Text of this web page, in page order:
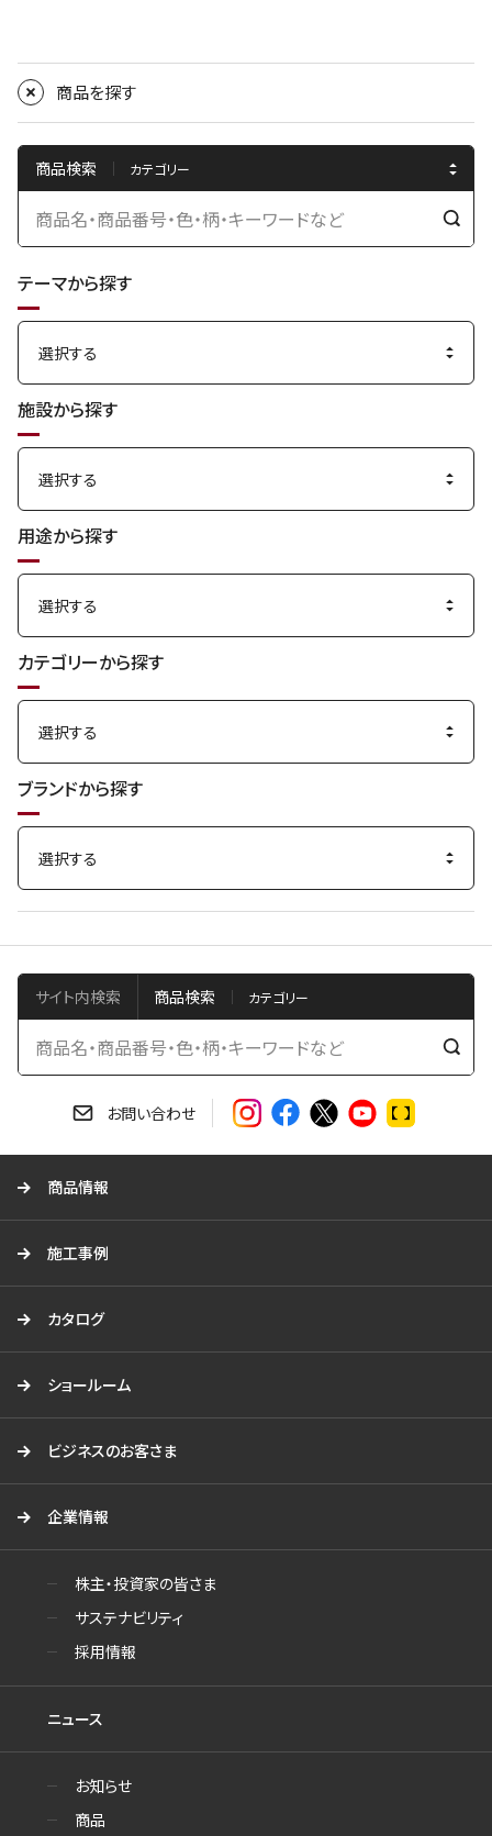
商品を探す
商品検索
検
テーマから探す
施設から探す
用途から探す
カテゴリーから探す
ブランドから探す
サイト内検索 商品検索
検
お問い合わせ
商品情報
施工事例
カタログ
ショールーム
ビジネスのお客さま
企業情報
株主・投資家の皆さま
サステナビリティ
採用情報
ニュース
お知らせ
商品